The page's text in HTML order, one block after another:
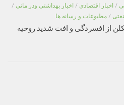
/ اخبار اقتصادی / اخبار بهداشتی ودر مانی /
/ مطبوعات و رسانه ها
از افسردگی و افت شدید روحیه